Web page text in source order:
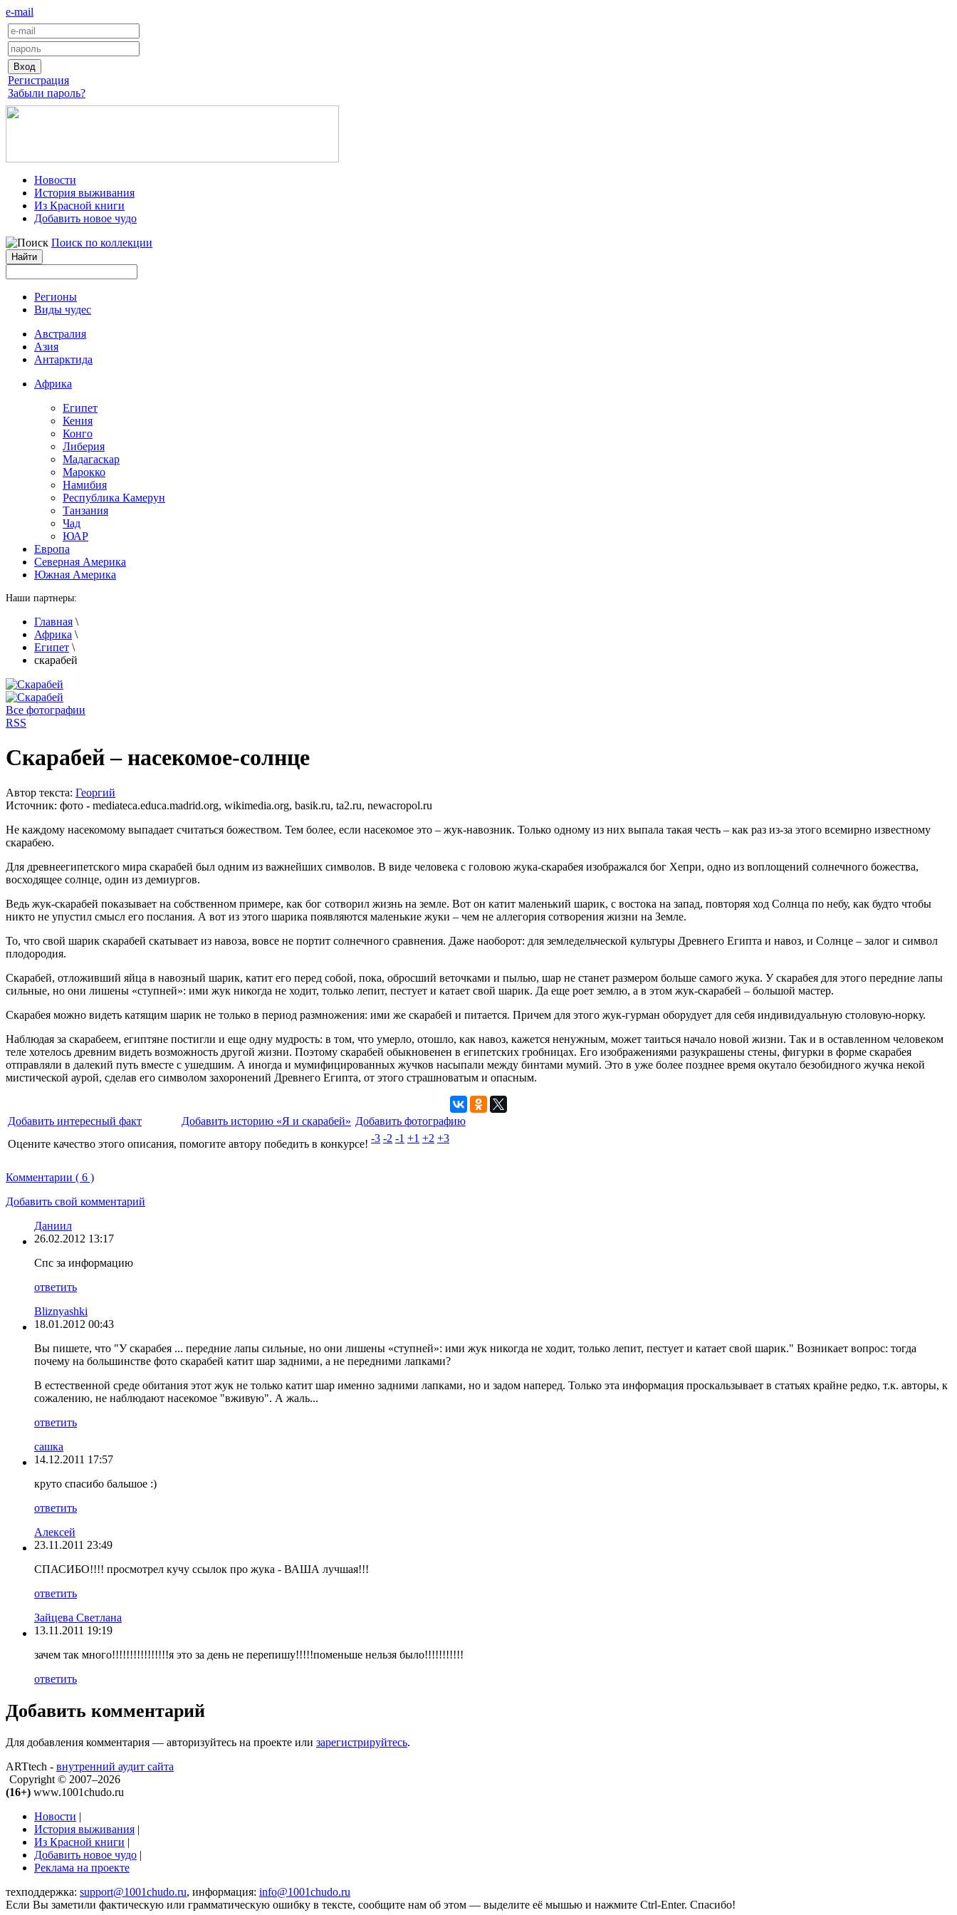
e-mail
Регистрация
Забыли пароль?
Новости
История выживания
Из Красной книги
Добавить новое чудо
Поиск по коллекции
Регионы
Виды чудес
Австралия
Азия
Антарктида
Африка
Египет
Кения
Конго
Либерия
Мадагаскар
Марокко
Намибия
Республика Камерун
Танзания
Чад
ЮАР
Европа
Северная Америка
Южная Америка
Наши партнеры:
Главная \
Африка \
Египет \
скарабей
Все фотографии
RSS
Скарабей – насекомое-солнце
Автор текста: Георгий
Источник: фото - mediateca.educa.madrid.org, wikimedia.org, basik.ru, ta2.ru, newacropol.ru
Не каждому насекомому выпадает считаться божеством. Тем более, если насекомое это – жук-навозник. Только одному из них выпала такая честь – как раз из-за этого всемирно известному
скарабею.
Для древнеегипетского мира скарабей был одним из важнейших символов. В виде человека с головою жука-скарабея изображался бог Хепри, одно из воплощений солнечного божества,
восходящее солнце, один из демиургов.
Ведь жук-скарабей показывает на собственном примере, как бог сотворил жизнь на земле. Вот он катит маленький шарик, с востока на запад, повторяя ход Солнца по небу, как будто чтобы
никто не упустил смысл его послания. А вот из этого шарика появляются маленькие жуки – чем не аллегория сотворения жизни на Земле.
То, что свой шарик скарабей скатывает из навоза, вовсе не портит солнечного сравнения. Даже наоборот: для земледельческой культуры Древнего Египта и навоз, и Солнце – залог и символ
плодородия.
Скарабей, отложивший яйца в навозный шарик, катит его перед собой, пока, обросший веточками и пылью, шар не станет размером больше самого жука. У скарабея для этого передние лапы
сильные, но они лишены «ступней»: ими жук никогда не ходит, только лепит, пестует и катает свой шарик. Да еще роет землю, а в этом жук-скарабей – большой мастер.
Скарабея можно видеть катящим шарик не только в период размножения: ими же скарабей и питается. Причем для этого жук-гурман оборудует для себя индивидуальную столовую-норку.
Наблюдая за скарабеем, египтяне постигли и еще одну мудрость: в том, что умерло, отошло, как навоз, кажется ненужным, может таиться начало новой жизни. Так и в оставленном человеком
теле хотелось древним видеть возможность другой жизни. Поэтому скарабей обыкновенен в египетских гробницах. Его изображениями разукрашены стены, фигурки в форме скарабея
отправляли в далекий путь вместе с ушедшим. А иногда и мумифицированных жучков насыпали между бинтами мумий. Это в уже более позднее время окутало безобидного жучка некой
мистической аурой, сделав его символом захоронений Древнего Египта, от этого страшноватым и опасным.
Добавить интересный факт Добавить историю «Я и скарабей» Добавить фотографию
Оцените качество этого описания, помогите автору победить в конкурсе! -3 -2 -1 +1 +2 +3
Комментарии ( 6 )
Добавить свой комментарий
Даниил
26.02.2012 13:17
Спс за информацию
ответить
Bliznyashki
18.01.2012 00:43
Вы пишете, что "У скарабея ... передние лапы сильные, но они лишены «ступней»: ими жук никогда не ходит, только лепит, пестует и катает свой шарик." Возникает вопрос: тогда
почему на большинстве фото скарабей катит шар задними, а не передними лапками?
В естественной среде обитания этот жук не только катит шар именно задними лапками, но и задом наперед. Только эта информация проскальзывает в статьях крайне редко, т.к. авторы, к
сожалению, не наблюдают насекомое "вживую". А жаль...
ответить
сашка
14.12.2011 17:57
круто спасибо бальшое :)
ответить
Алексей
23.11.2011 23:49
СПАСИБО!!!! просмотрел кучу ссылок про жука - ВАША лучшая!!!
ответить
Зайцева Светлана
13.11.2011 19:19
зачем так много!!!!!!!!!!!!!!!!я это за день не перепишу!!!!!поменьше нельзя было!!!!!!!!!!!
ответить
Добавить комментарий
Для добавления комментария — авторизуйтесь на проекте или зарегистрируйтесь.
ARTtech - внутренний аудит сайта
Copyright © 2007–2026
(16+) www.1001chudo.ru
Новости |
История выживания |
Из Красной книги |
Добавить новое чудо |
Реклама на проекте
техподдержка: support@1001chudo.ru, информация: info@1001chudo.ru
Если Вы заметили фактическую или грамматическую ошибку в тексте, сообщите нам об этом — выделите её мышью и нажмите Ctrl-Enter. Спасибо!